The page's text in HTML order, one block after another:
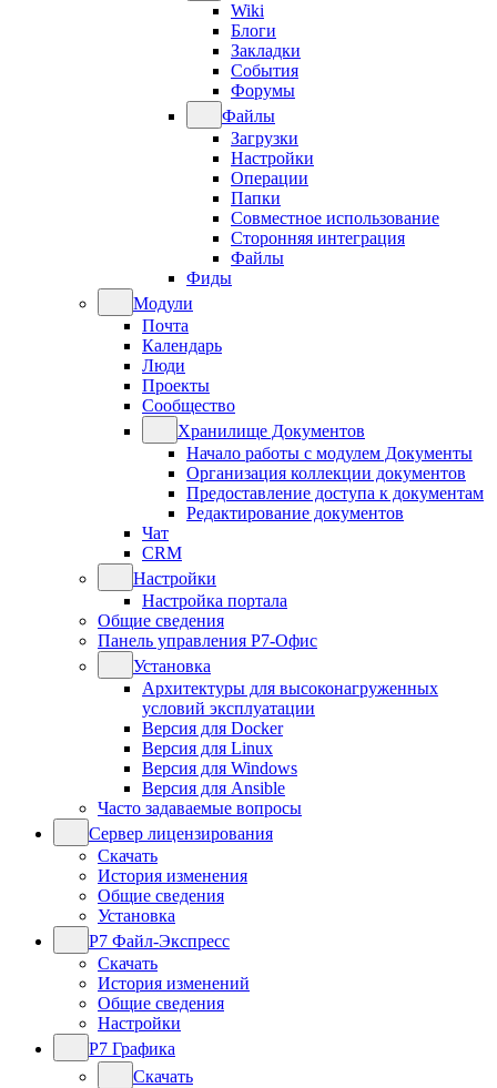
Wiki
Блоги
Закладки
События
Форумы
Файлы
Загрузки
Настройки
Операции
Папки
Совместное использование
Сторонняя интеграция
Файлы
Фиды
Модули
Почта
Календарь
Люди
Проекты
Сообщество
Хранилище Документов
Начало работы с модулем Документы
Организация коллекции документов
Предоставление доступа к документам
Редактирование документов
Чат
CRM
Настройки
Настройка портала
Общие сведения
Панель управления Р7-Офис
Установка
Архитектуры для высоконагруженных
условий эксплуатации
Версия для Docker
Версия для Linux
Версия для Windows
Версия для Ansible
Часто задаваемые вопросы
Сервер лицензирования
Скачать
История изменения
Общие сведения
Установка
Р7 Файл-Экспресс
Скачать
История изменений
Общие сведения
Настройки
Р7 Графика
Скачать